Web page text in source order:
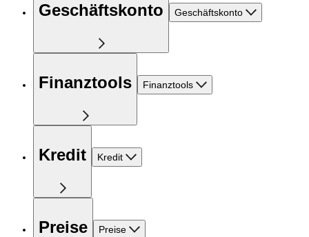
Geschäftskonto Geschäftskonto
Finanztools Finanztools
Kredit Kredit
Preise Preise